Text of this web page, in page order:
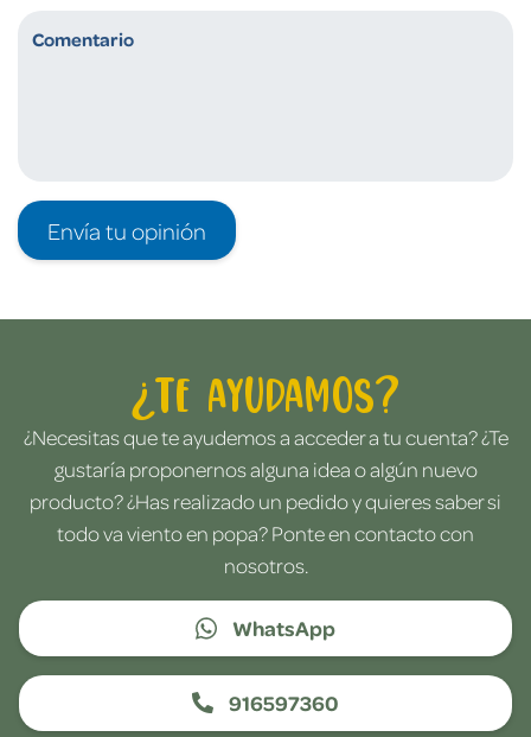
Envía tu opinión
¿Te ayudamos?
¿Necesitas que te ayudemos a acceder a tu cuenta? ¿Te
gustaría proponernos alguna idea o algún nuevo
producto? ¿Has realizado un pedido y quieres saber si
todo va viento en popa? Ponte en contacto con
nosotros.
WhatsApp
916597360